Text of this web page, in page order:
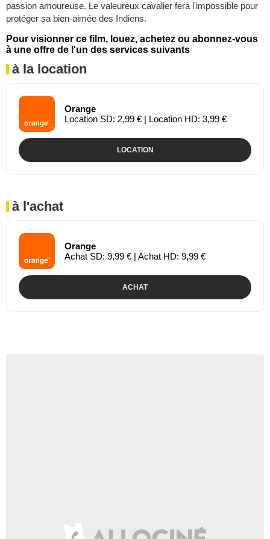
passion amoureuse. Le valeureux cavalier fera l'impossible pour
protéger sa bien-aimée des Indiens.
Pour visionner ce film, louez, achetez ou abonnez-vous
à une offre de l'un des services suivants
à la location
Orange
Location SD: 2,99 € | Location HD: 3,99 €
LOCATION
à l'achat
Orange
Achat SD: 9,99 € | Achat HD: 9,99 €
ACHAT